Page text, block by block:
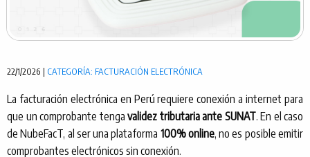
22/1/2026 | CATEGORÍA: FACTURACIÓN ELECTRÓNICA
La facturación electrónica en Perú requiere conexión a internet para
que un comprobante tenga validez tributaria ante SUNAT. En el caso
de NubeFacT, al ser una plataforma 100% online, no es posible emitir
comprobantes electrónicos sin conexión.